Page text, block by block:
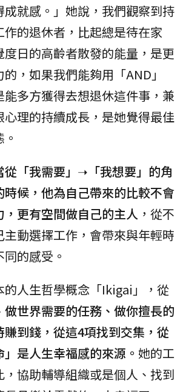
就感。」她說，我們觀察到持
的退休者，比起總是待在家
日的高齡者散發的能量，是更
，如果我們能夠用「AND」
能多方獲得去想退休這件事，兼
心理的持續成長，是她覺得最佳
從「我需要」➝「我想要」的角
時候，他為自己帶來的比較不會
，更有空間做自己的主人 ，從不
動選擇工作，會帶來與年輕時
的感受。
的人生哲學概念「Ikigai」，從
做世界需要的任務、做你擅長的
賺到錢，從這4項找到交集，從
是人生幸福感的來源。 她的工
協助輔導組織或是個人、找到